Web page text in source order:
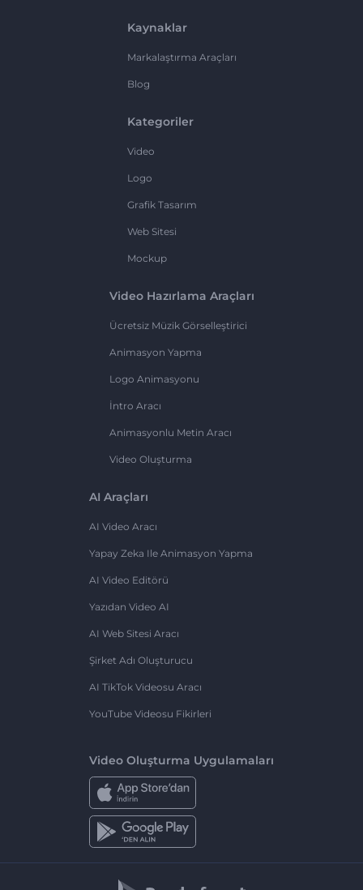
Kaynaklar
Markalaştırma Araçları
Blog
Kategoriler
Video
Logo
Grafik Tasarım
Web Sitesi
Mockup
Video Hazırlama Araçları
Ücretsiz Müzik Görselleştirici
Animasyon Yapma
Logo Animasyonu
İntro Aracı
Animasyonlu Metin Aracı
Video Oluşturma
AI Araçları
AI Video Aracı
Yapay Zeka Ile Animasyon Yapma
AI Video Editörü
Yazıdan Video AI
AI Web Sitesi Aracı
Şirket Adı Oluşturucu
AI TikTok Videosu Aracı
YouTube Videosu Fikirleri
Video Oluşturma Uygulamaları